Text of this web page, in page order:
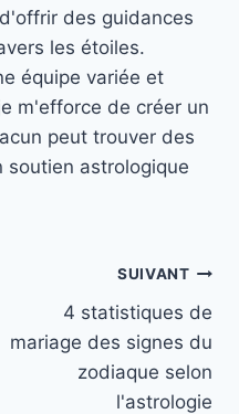
des guidances
les étoiles.
équipe variée et
m'efforce de créer un
peut trouver des
soutien astrologique
SUIVANT
4 statistiques de
mariage des signes du
zodiaque selon
l'astrologie